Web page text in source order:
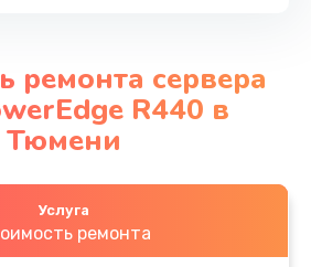
ремонта сервера
R440 в
Тюмени
Услуга
ремонта